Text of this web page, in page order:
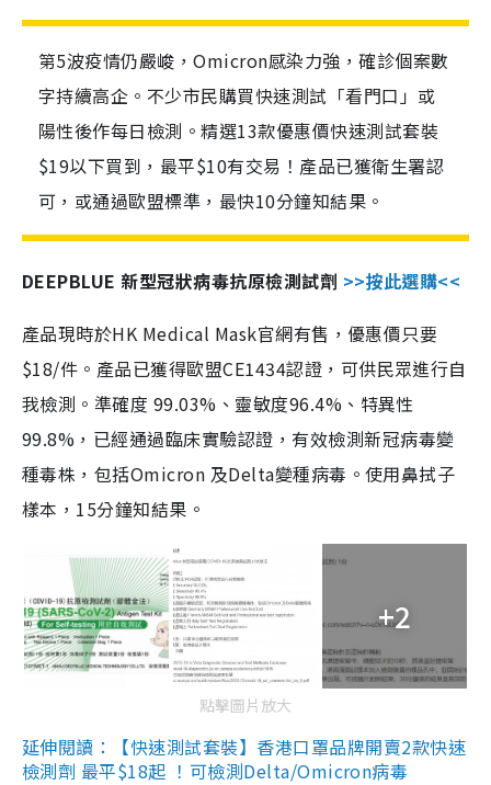
第5波疫情仍嚴峻，Omicron感染力強，確診個案數
字持續高企。不少市民購買快速測試「看門口」或
陽性後作每日檢測。精選13款優惠價快速測試套裝
$19以下買到，最平$10有交易！產品已獲衛生署認
可，或通過歐盟標準，最快10分鐘知結果。
DEEPBLUE 新型冠狀病毒抗原檢測試劑 >>按此選購<<
產品現時於HK Medical Mask官網有售，優惠價只要
$18/件。產品已獲得歐盟CE1434認證，可供民眾進行自
我檢測。準確度 99.03%、靈敏度96.4%、特異性
99.8%，已經通過臨床實驗認證，有效檢測新冠病毒變
種毒株，包括Omicron 及Delta變種病毒。使用鼻拭子
樣本，15分鐘知結果。
+2
點擊圖片放大
延伸閱讀：【快速測試套裝】香港口罩品牌開賣2款快速
檢測劑 最平$18起 ！可檢測Delta/Omicron病毒